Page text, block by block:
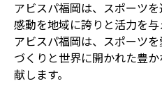
アビスパ福岡は、スポーツ
感動を地域に誇りと活力を与
アビスパ福岡は、スポーツ
づくりと世界に開かれた豊
献します。